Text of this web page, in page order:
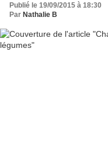
Publié le 19/09/2015 à 18:30
Par Nathalie B